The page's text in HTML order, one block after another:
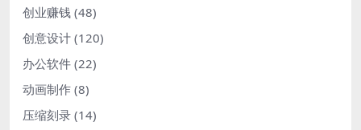
创业赚钱 (48)
创意设计 (120)
办公软件 (22)
动画制作 (8)
压缩刻录 (14)